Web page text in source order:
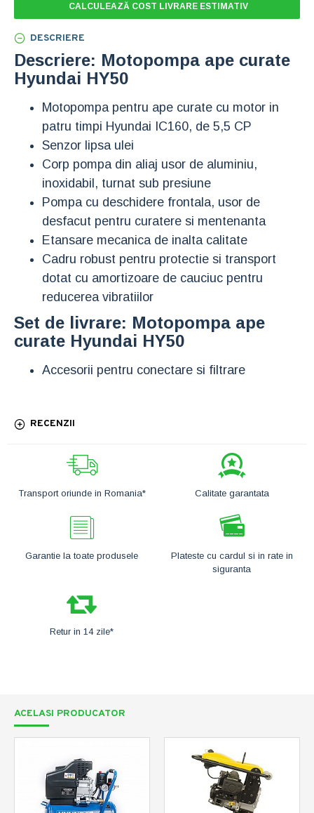
CALCULEAZĂ COST LIVRARE ESTIMATIV
Transport oriunde in Romania* Calitate garantata
Garantie la toate produsele
Plateste cu cardul si in rate in
siguranta
Retur in 14 zile*
DESCRIERE
Descriere: Motopompa ape curate
Hyundai HY50
Motopompa pentru ape curate cu motor in
patru timpi Hyundai IC160, de 5,5 CP
Senzor lipsa ulei
Corp pompa din aliaj usor de aluminiu,
inoxidabil, turnat sub presiune
Pompa cu deschidere frontala, usor de
desfacut pentru curatere si mentenanta
Etansare mecanica de inalta calitate
Cadru robust pentru protectie si transport
dotat cu amortizoare de cauciuc pentru
reducerea vibratiilor
Set de livrare: Motopompa ape
curate Hyundai HY50
Accesorii pentru conectare si filtrare
RECENZII
ACELASI PRODUCATOR